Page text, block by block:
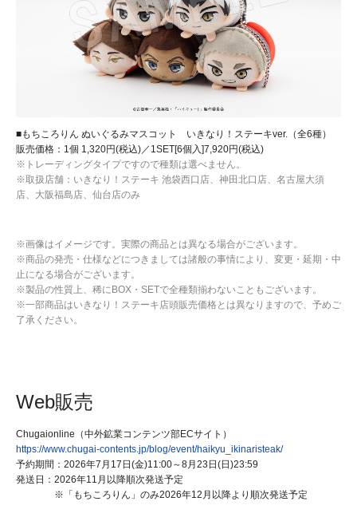
■もちころりん ぬいぐるみマスコット いきなり！ステーキver.（全6種）
販売価格：1個 1,320円(税込)／1SET[6個入]7,920円(税込)
※トレーディングタイプですので種類は選べません。
※取扱店舗：いきなり！ステーキ 池袋西口店、神田北口店、名古屋大須
店、大阪福島店、仙台店のみ
※画像はイメージです。実際の商品とは異なる場合がございます。
※商品の発売・仕様などにつきましては諸般の事情により、変更・延期・中
止になる場合がございます。
※製品の性質上、稀にBOX・SETで全種類揃わないこともございます。
※一部商品はいきなり！ステーキ店頭販売価格とは異なりますので、予めご
了承ください。
Web販売
Chugaionline（中外鉱業コンテンツ部ECサイト）
https://www.chugai-contents.jp/blog/event/haikyu_ikinaristeak/
予約期間：2026年7月17日(金)11:00～8月23日(日)23:59
発送日：2026年11月以降順次発送予定
※「もちころりん」のみ2026年12月以降より順次発送予定